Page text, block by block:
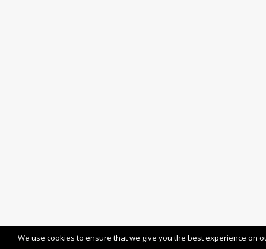
We use cookies to ensure that we give you the best experience on